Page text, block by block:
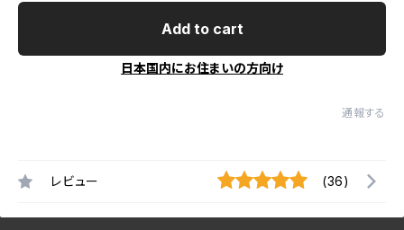
Add to cart
日本国内にお住まいの方向け
通報する
レビュー (36)